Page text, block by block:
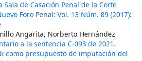
de Casación Penal de la Corte
Foro Penal: Vol. 13 Núm. 89 (2017):
Angarita, Norberto Hernández
a la sentencia C-093 de 2021.
como presupuesto de imputación del